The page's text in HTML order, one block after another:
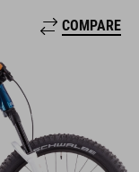
COMPARE